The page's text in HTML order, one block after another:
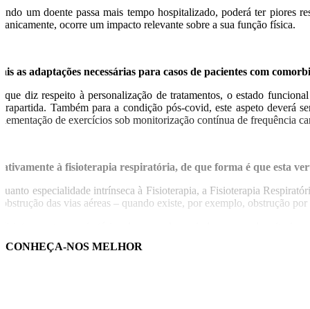
um doente passa mais tempo hospitalizado, poderá ter piores
ocorre um impacto relevante sobre a sua função física.
as adaptações necessárias para casos de pacientes com
que diz respeito à personalização de tratamentos, o estado
Também para a condição pós-covid, este aspeto deverá
de exercícios sob monitorização contínua de frequência
à fisioterapia respiratória, de que forma é que esta
especialidade intrínseca à Fisioterapia, a Fisioterapia
das vias aéreas – quando existe, por exemplo, obstrução
CONHEÇA-NOS MELHOR